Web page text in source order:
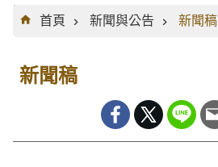
:::
首頁
新聞與公告 新聞稿
新聞稿